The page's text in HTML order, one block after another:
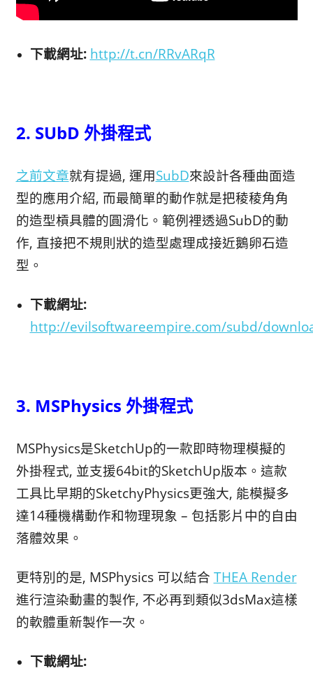
下載網址: http://t.cn/RRvARqR
2. SUbD 外掛程式
之前文章就有提過, 運用SubD來設計各種曲面造
型的應用介紹, 而最簡單的動作就是把稜稜角角
的造型槓具體的圓滑化。範例裡透過SubD的動
作, 直接把不規則狀的造型處理成接近鵝卵石造
型。
下載網址:
http://evilsoftwareempire.com/subd/
3. MSPhysics 外掛程式
MSPhysics是SketchUp的一款即時物理模擬的
外掛程式, 並支援64bit的SketchUp版本。這款
工具比早期的SketchyPhysics更強大, 能模擬多
達14種機構動作和物理現象 – 包括影片中的自由
落體效果。
更特別的是, MSPhysics 可以結合 THEA Render
進行渲染動畫的製作, 不必再到類似3dsMax這樣
的軟體重新製作一次。
下載網址: